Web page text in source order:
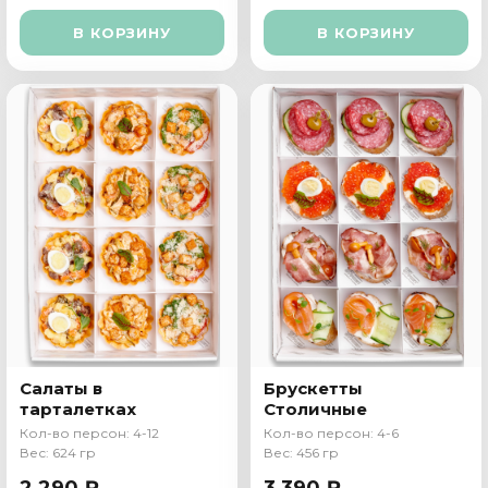
В КОРЗИНУ В КОРЗИНУ
Салаты в
тарталетках
Кол-во персон: 4-12
Вес: 624 гр
Брускетты
Столичные
Кол-во персон: 4-6
Вес: 456 гр